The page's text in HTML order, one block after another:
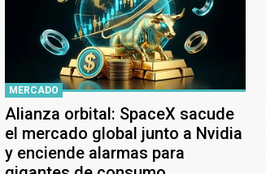
MERCADO
Alianza orbital: SpaceX sacude
el mercado global junto a Nvidia
y enciende alarmas para